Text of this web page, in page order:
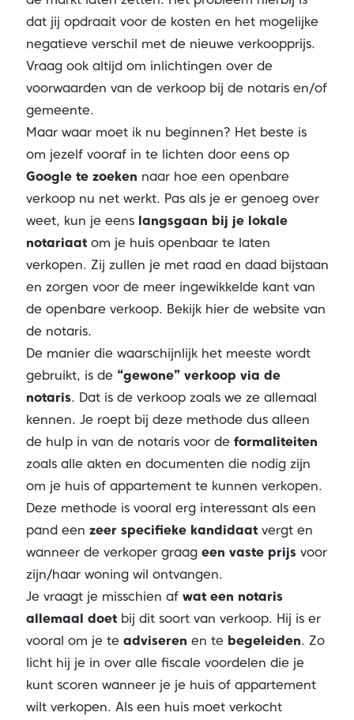
dat jij opdraait voor de kosten en het mogelijke
negatieve verschil met de nieuwe verkoopprijs.
Vraag ook altijd om inlichtingen over de
voorwaarden van de verkoop bij de notaris en/of
gemeente.
Maar waar moet ik nu beginnen? Het beste is
om jezelf vooraf in te lichten door eens op
Google te zoeken naar hoe een openbare
verkoop nu net werkt. Pas als je er genoeg over
weet, kun je eens langsgaan bij je lokale
notariaatom je huis openbaar te laten
verkopen. Zij zullen je met raad en daad bijstaan
en zorgen voor de meer ingewikkelde kant van
de openbare verkoop. Bekijk hier de website van
de notaris.
De manier die waarschijnlijk het meeste wordt
gebruikt, is de “gewone” verkoop via de
notaris. Dat is de verkoop zoals we ze allemaal
kennen. Je roept bij deze methode dus alleen
de hulp in van de notaris voor de formaliteiten
zoals alle akten en documenten die nodig zijn
om je huis of appartement te kunnen verkopen.
Deze methode is vooral erg interessant als een
pand een zeer specifieke kandidaatvergt en
wanneer de verkoper graag een vaste prijsvoor
zijn/haar woning wil ontvangen.
Je vraagt je misschien af wat een notaris
allemaal doetbij dit soort van verkoop. Hij is er
vooral om je te adviseren en te begeleiden. Zo
licht hij je in over alle fiscale voordelen die je
kunt scoren wanneer je je huis of appartement
wilt verkopen. Als een huis moet verkocht